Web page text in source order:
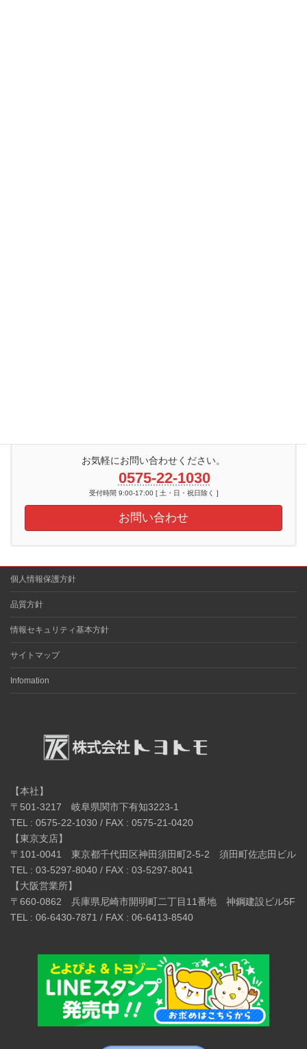
お気軽にお問い合わせください。
0575-22-1030
受付時間 9:00-17:00 [ 土・日・祝日除く ]
お問い合わせ
個人情報保護方針
品質方針
情報セキュリティ基本方針
サイトマップ
Infomation
【本社】
〒501-3217 岐阜県関市下有知3223-1
TEL : 0575-22-1030 / FAX : 0575-21-0420
【東京支店】
〒101-0041 東京都千代田区神田須田町2-5-2 須田町佐志田ビル
TEL : 03-5297-8040 / FAX : 03-5297-8041
【大阪営業所】
〒660-0862 兵庫県尼崎市開明町二丁目11番地 神鋼建設ビル5F
TEL : 06-6430-7871 / FAX : 06-6413-8540